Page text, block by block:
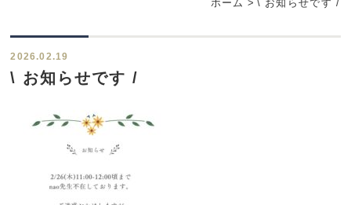
お問い合わせ
ブログ
ホーム > \ お知らせです /
2026.02.19
\ お知らせです /